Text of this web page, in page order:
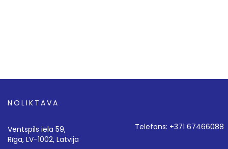
NOLIKTAVA
Ventspils iela 59,
Rīga, LV-1002, Latvija
Telefons: +371 67466088